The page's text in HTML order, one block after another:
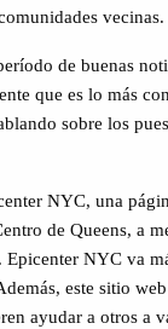
vecinas.
de buenas
que es lo más
sobre los
NYC, una
de Queens, a
Epicenter NYC va
este sitio
ayudar a otros a